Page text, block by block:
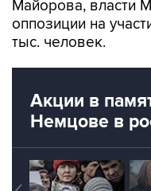
Майорова, власти
оппозиции на
тыс. человек.
Акции в
Немцове в